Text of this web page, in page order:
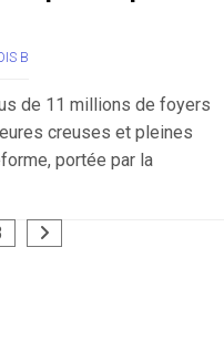
B
de 11 millions de foyers
creuses et pleines
portée par la